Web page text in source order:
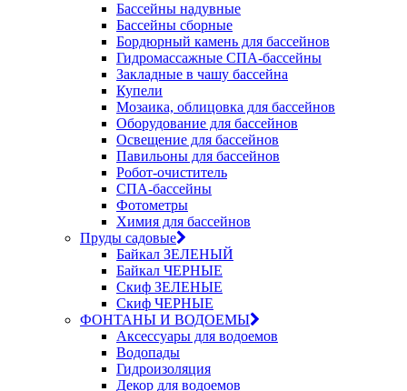
Бассейны надувные
Бассейны сборные
Бордюрный камень для бассейнов
Гидромассажные СПА-бассейны
Закладные в чашу бассейна
Купели
Мозаика, облицовка для бассейнов
Оборудование для бассейнов
Освещение для бассейнов
Павильоны для бассейнов
Робот-очиститель
СПА-бассейны
Фотометры
Химия для бассейнов
Пруды садовые
Байкал ЗЕЛЕНЫЙ
Байкал ЧЕРНЫЕ
Скиф ЗЕЛЕНЫЕ
Скиф ЧЕРНЫЕ
ФОНТАНЫ И ВОДОЕМЫ
Аксессуары для водоемов
Водопады
Гидроизоляция
Декор для водоемов